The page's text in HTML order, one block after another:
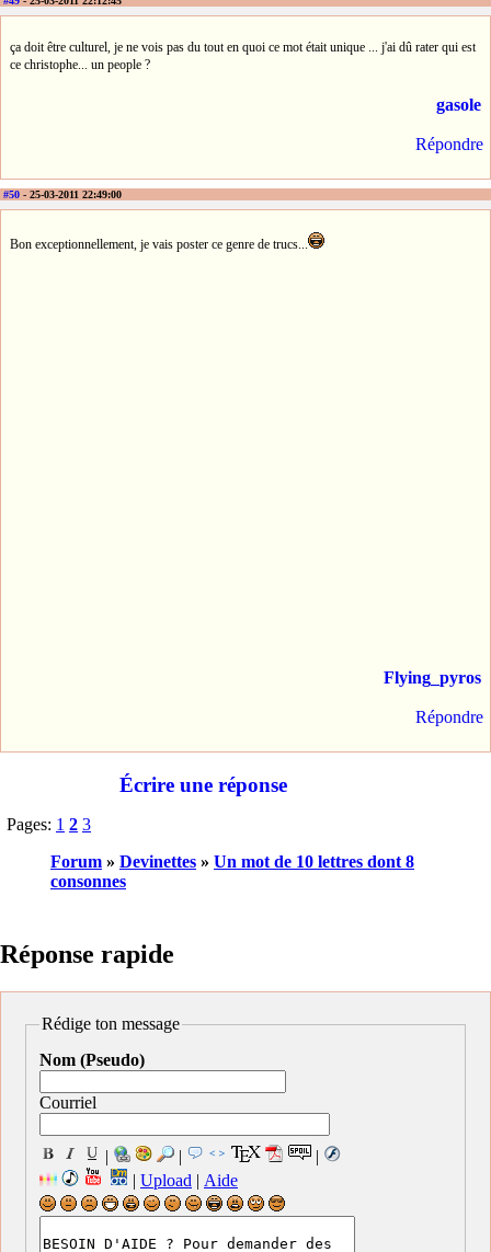
ça doit être culturel, je ne vois pas du tout en quoi ce mot était unique ... j'ai dû rater qui est
ce christophe... un people ?
gasole
Répondre
#50 - 25-03-2011 22:49:00
Bon exceptionnellement, je vais poster ce genre de trucs...
Flying_pyros
Répondre
Écrire une réponse
Pages: 1 2 3
Forum » Devinettes » Un mot de 10 lettres dont 8
consonnes
Réponse rapide
Rédige ton message
Nom (Pseudo)
Courriel
| |
|
| Upload | Aide